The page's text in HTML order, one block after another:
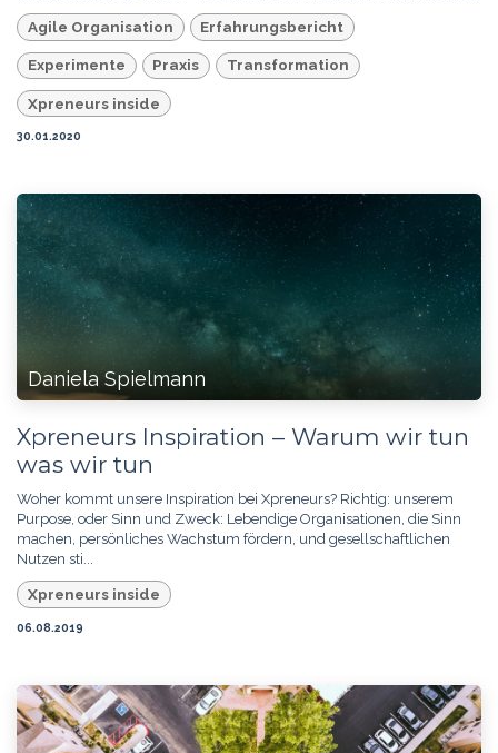
Agile Organisation Erfahrungsbericht
Experimente Praxis Transformation
Xpreneurs inside
30.01.2020
Daniela Spielmann
Xpreneurs Inspiration – Warum wir tun
was wir tun
Woher kommt unsere Inspiration bei Xpreneurs? Richtig: unserem
Purpose, oder Sinn und Zweck: Lebendige Organisationen, die Sinn
machen, persönliches Wachstum fördern, und gesellschaftlichen
Nutzen sti...
Xpreneurs inside
06.08.2019